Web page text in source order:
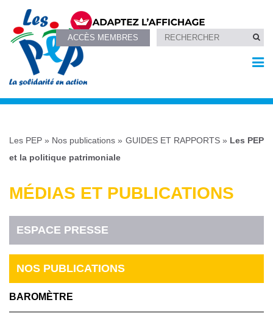
ACCÈS MEMBRES
Les PEP » Nos publications » GUIDES ET RAPPORTS» Les PEP
et la politique patrimoniale
MÉDIAS ET PUBLICATIONS
ESPACE PRESSE
NOS PUBLICATIONS
BAROMÈTRE